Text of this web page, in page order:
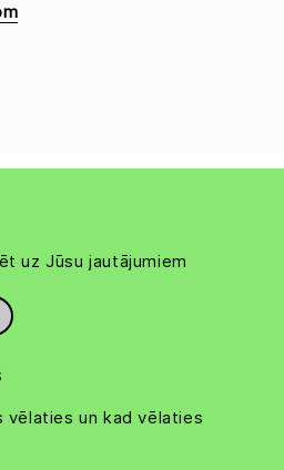
uz Jūsu jautājumiem
vēlaties un kad vēlaties